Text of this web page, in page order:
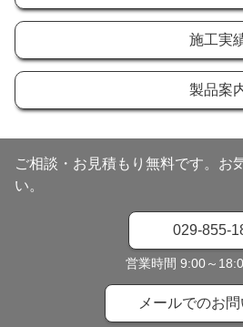
施工実
製品案
ご相談・お見積もり無料です。お
い。
029-855-
営業時間 9:00～
メールでのお